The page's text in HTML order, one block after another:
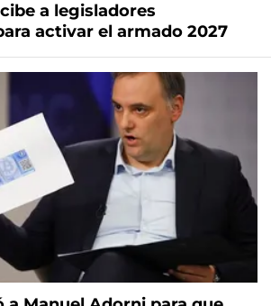
a legisladores
activar el armado 2027